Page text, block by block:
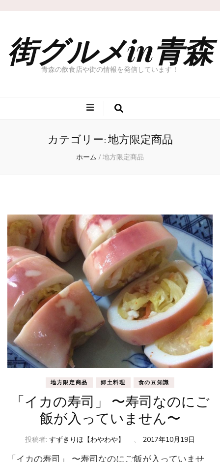
街グルメin青森
青森の飲食店や街の情報を発信しています！
カテゴリー: 地方限定商品
ホーム / 地方限定商品
地方限定商品 郷土料理 食の豆知識
「イカの寿司」 〜寿司なのにご
飯が入っていません〜
投稿者: すずきりほ【わやわや】 、 2017年10月19日
「イカの寿司」 〜寿司なのにご飯が入っていませ